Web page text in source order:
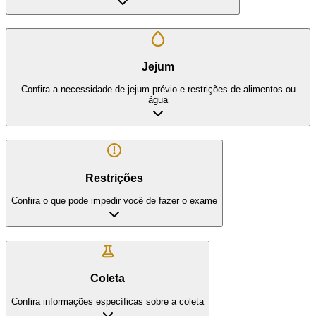
Jejum
Confira a necessidade de jejum prévio e restrições de alimentos ou
água
Restrições
Confira o que pode impedir você de fazer o exame
Coleta
Confira informações específicas sobre a coleta